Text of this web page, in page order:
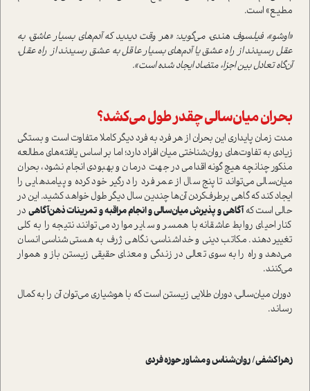
مطیع» است.
«اوشو»، فیلسوف هندی، می‌گوید: «هر وقت دیدید که آدم‌های بسیار عاشق، به
عقل رسیدند از راه عشق یا آدم‌های بسیار عاقل به عشق رسیدند از راه عقل،
آن‌گاه تعادل بین اجزاء متضاد ایجاد شده ‌است».
بحران میان‌سالی چقدر طول می‌کشد؟
مدت‌ زمان پایداری این بحران از هر فرد به ‌فرد دیگر کاملا متفاوت است و بستگی
زیادی به تفاوت‌های روان‌شناختی میان افراد دارد؛ اما بر اساس یافته‌های مطالعه
مذکور چنانچه هیچ‌گونه اقدامی در جهت درمان و بهبودی انجام نشود، بحران
میان‌سالی می‌تواند تا پنج سال از عمر فرد را درگیر خود کرده و پیامدهایی را
ایجاد کند که گاهی برطرف‌کردن آن‌ها چندین سال دیگر طول خواهد کشید. این در
حالی است که آگاهی و پذیرش میان‌سالی و انجام مراقبه و تمرینات ذهن‌آگاهی در
کنار احیای روابط عاشقانه با همسر و سایر موارد می‌توانند نتیجه را به‌ کلی
تغییر دهند. مکاتب دینی و خداشناسی، نگاهی ژرف به هستی‌شناسی انسان
می‌دهد و راه را به سوی تعالی در زندگی و معنای حقیقی زیستن باز و هموار
می‌کنند.
دوران میان‌سالی، دوران طلایی زیستن است که با هوشیاری می‌توان آن را به کمال
رساند.
زهرا کشفی/ روان‌شناس و مشاور حوزه فردی